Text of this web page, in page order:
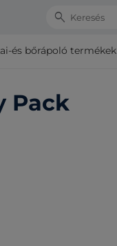
Search
és bőrápoló termékek
Pack